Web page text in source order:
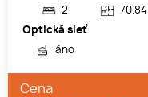
2
Optická sieť
áno
Cena